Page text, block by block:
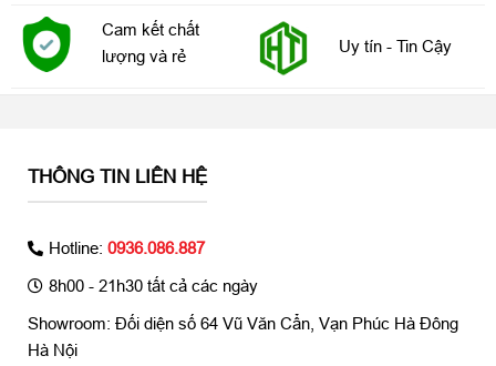
tháng 6 này khi Apple giới thiệu iOS 15 tại Hội nghị nhà phát triển
Tổng quan các phiên bản và giá bán iPhone 13
Cam kết chất
lượng và rẻ
Uy tín - Tin Cậy
THÔNG TIN LIÊN HỆ
Hotline: 0936.086.887
8h00 - 21h30 tất cả các ngày
Showroom: Đối diện số 64 Vũ Văn Cẩn, Vạn Phúc Hà Đông
Hà Nội